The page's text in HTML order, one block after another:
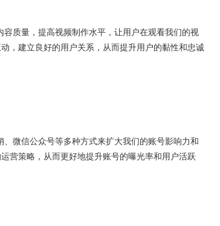
质量，提高视频制作水平，让用户在观看我们的视
，建立良好的用户关系，从而提升用户的黏性和忠诚
微信公众号等多种方式来扩大我们的账号影响力和
营策略，从而更好地提升账号的曝光率和用户活跃